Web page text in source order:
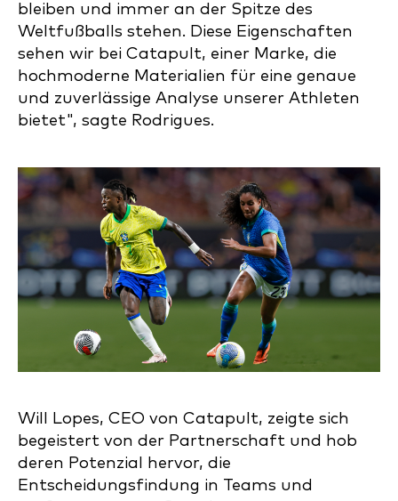
bleiben und immer an der Spitze des
Weltfußballs stehen. Diese Eigenschaften
sehen wir bei Catapult, einer Marke, die
hochmoderne Materialien für eine genaue
und zuverlässige Analyse unserer Athleten
bietet", sagte Rodrigues.
Will Lopes, CEO von Catapult, zeigte sich
begeistert von der Partnerschaft und hob
deren Potenzial hervor, die
Entscheidungsfindung in Teams und